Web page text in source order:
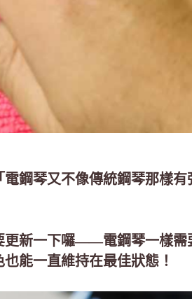
電鋼琴又不像傳統鋼琴那樣
更新一下囉——電鋼琴一樣需
能一直維持在最佳狀態！